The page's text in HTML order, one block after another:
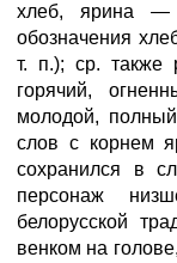
хлеб, ярина —
обозначения
т. п.); ср. также
горячий,
молодой,
слов с корнем
сохранился в
персонаж
белорусской
венком на